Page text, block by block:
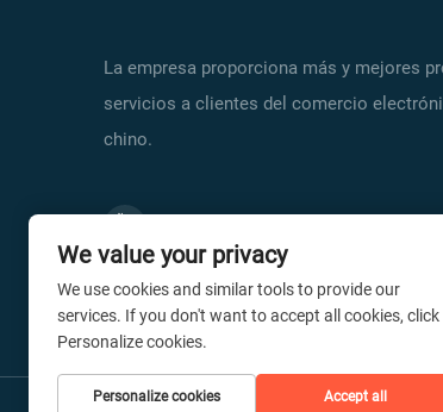
La empresa proporciona más y mejores
servicios a clientes del comercio
chino.
We value your privacy
We use cookies and similar tools to provide our
services. If you don't want to accept all cookies, click
Personalize cookies.
Personalize cookies Accept all